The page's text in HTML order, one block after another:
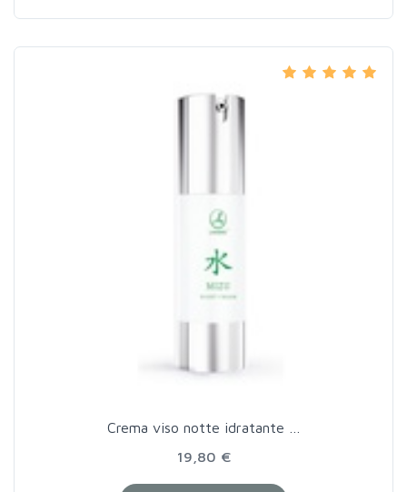
Crema viso notte idratante …
19,80 €